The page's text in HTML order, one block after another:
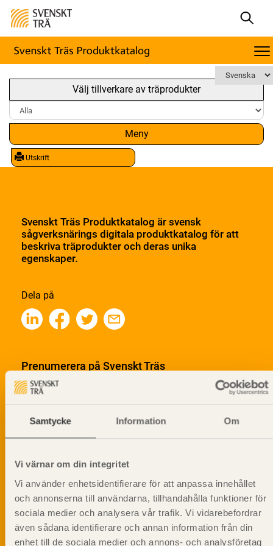
Samtycke Information Om
Vi värnar om din integritet
Vi använder enhetsidentifierare för att anpassa innehållet
och annonserna till användarna, tillhandahålla funktioner för
sociala medier och analysera vår trafik. Vi vidarebefordrar
även sådana identifierare och annan information från din
enhet till de sociala medier och annons- och analysföretag
Välj tillverkare av träprodukter
Meny
Utskrift
Svenskt Träs Produktkatalog är svensk
sågverksnärings digitala produktkatalog för att
beskriva träprodukter och deras unika
egenskaper.
Dela på
Prenumerera på Svenskt Träs
informationsutskick!